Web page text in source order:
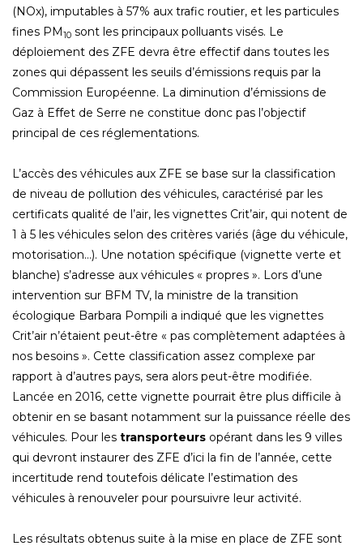
(NOx), imputables à 57% aux trafic routier, et les particules
fines PM10 sont les principaux polluants visés. Le
déploiement des ZFE devra être effectif dans toutes les
zones qui dépassent les seuils d’émissions requis par la
Commission Européenne. La diminution d’émissions de
Gaz à Effet de Serre ne constitue donc pas l’objectif
principal de ces réglementations.
L’accès des véhicules aux ZFE se base sur la classification
de niveau de pollution des véhicules, caractérisé par les
certificats qualité de l’air, les vignettes Crit’air, qui notent de
1 à 5 les véhicules selon des critères variés (âge du véhicule,
motorisation…). Une notation spécifique (vignette verte et
blanche) s’adresse aux véhicules « propres ». Lors d’une
intervention sur BFM TV, la ministre de la transition
écologique Barbara Pompili a indiqué que les vignettes
Crit’air n’étaient peut-être « pas complètement adaptées à
nos besoins ». Cette classification assez complexe par
rapport à d’autres pays, sera alors peut-être modifiée.
Lancée en 2016, cette vignette pourrait être plus difficile à
obtenir en se basant notamment sur la puissance réelle des
véhicules. Pour les transporteurs opérant dans les 9 villes
qui devront instaurer des ZFE d’ici la fin de l’année, cette
incertitude rend toutefois délicate l’estimation des
véhicules à renouveler pour poursuivre leur activité.
Les résultats obtenus suite à la mise en place de ZFE sont